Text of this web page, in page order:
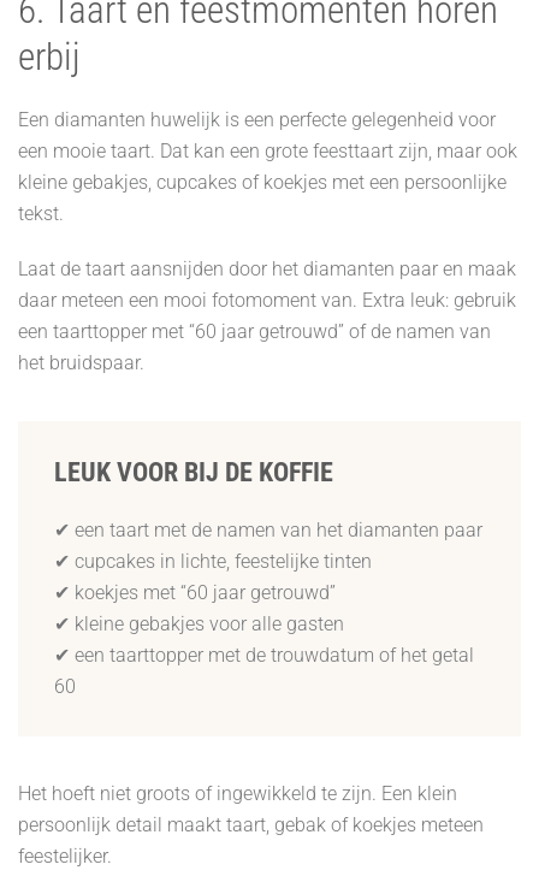
6. Taart en feestmomenten horen
erbij
Een diamanten huwelijk is een perfecte gelegenheid voor
een mooie taart. Dat kan een grote feesttaart zijn, maar ook
kleine gebakjes, cupcakes of koekjes met een persoonlijke
tekst.
Laat de taart aansnijden door het diamanten paar en maak
daar meteen een mooi fotomoment van. Extra leuk: gebruik
een taarttopper met “60 jaar getrouwd” of de namen van
het bruidspaar.
LEUK VOOR BIJ DE KOFFIE
✔ een taart met de namen van het diamanten paar
✔ cupcakes in lichte, feestelijke tinten
✔ koekjes met “60 jaar getrouwd”
✔ kleine gebakjes voor alle gasten
✔ een taarttopper met de trouwdatum of het getal
60
Het hoeft niet groots of ingewikkeld te zijn. Een klein
persoonlijk detail maakt taart, gebak of koekjes meteen
feestelijker.